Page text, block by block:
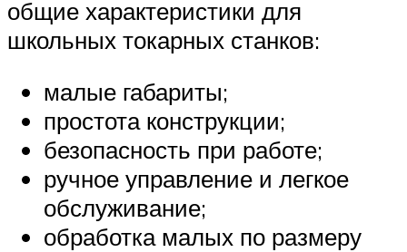
общие характеристики для
школьных токарных станков:
малые габариты;
простота конструкции;
безопасность при работе;
ручное управление и легкое
обслуживание;
обработка малых по размеру